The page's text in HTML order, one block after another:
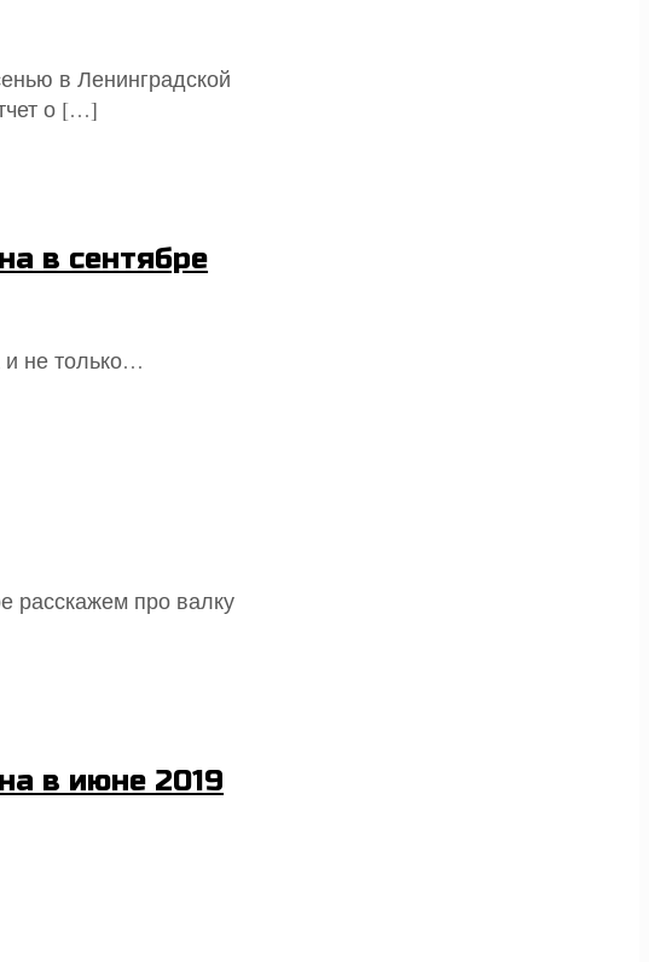
в Ленинградской
о […]
в сентябре
и не только…
расскажем про валку
в июне 2019